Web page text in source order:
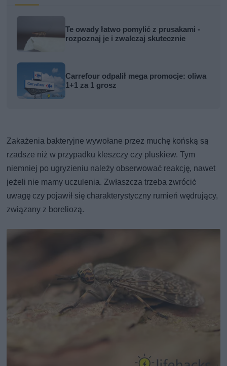
Te owady łatwo pomylić z prusakami -
rozpoznaj je i zwalczaj skutecznie
Carrefour odpalił mega promocje: oliwa
1+1 za 1 grosz
Zakażenia bakteryjne wywołane przez muchę końską są
rzadsze niż w przypadku kleszczy czy pluskiew. Tym
niemniej po ugryzieniu należy obserwować reakcję, nawet
jeżeli nie mamy uczulenia. Zwłaszcza trzeba zwrócić
uwagę czy pojawił się charakterystyczny rumień wędrujący,
związany z boreliozą.